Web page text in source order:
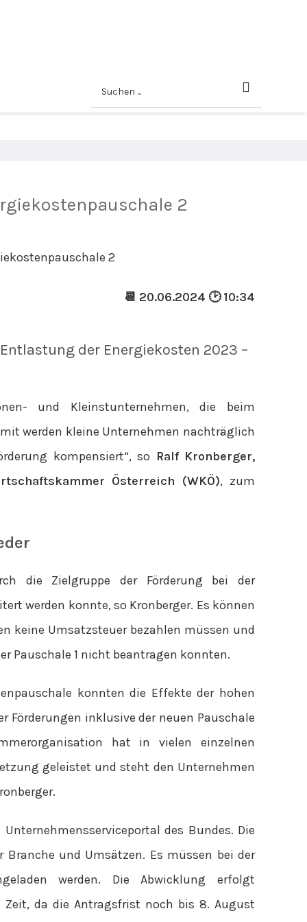
2
📆 20.06.2024 🕑 10:34
der Energiekosten 2023 –
und Kleinstunternehmen, die beim
werden kleine Unternehmen nachträglich
kompensiert“, so Ralf Kronberger,
Österreich (WKÖ), zum
die Zielgruppe der Förderung bei der
werden konnte, so Kronberger. Es können
keine Umsatzsteuer bezahlen müssen und
Pauschale 1 nicht beantragen konnten.
konnten die Effekte der hohen
Förderungen inklusive der neuen Pauschale
hat in vielen einzelnen
geleistet und steht den Unternehmen
des Bundes. Die
und Umsätzen. Es müssen bei der
werden. Die Abwicklung erfolgt
da die Antragsfrist noch bis 8. August